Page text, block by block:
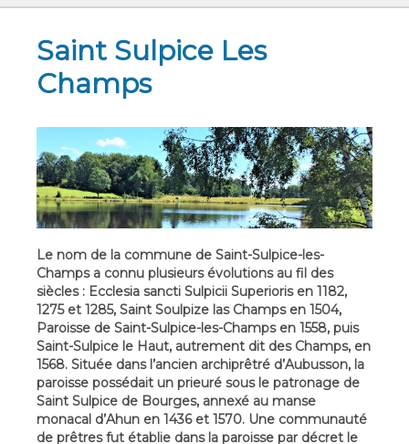
Saint Sulpice Les
Champs
Le nom de la commune de Saint-Sulpice-les-
Champs a connu plusieurs évolutions au fil des
siècles : Ecclesia sancti Sulpicii Superioris en 1182,
1275 et 1285, Saint Soulpize las Champs en 1504,
Paroisse de Saint-Sulpice-les-Champs en 1558, puis
Saint-Sulpice le Haut, autrement dit des Champs, en
1568. Située dans l’ancien archiprêtré d’Aubusson, la
paroisse possédait un prieuré sous le patronage de
Saint Sulpice de Bourges, annexé au manse
monacal d’Ahun en 1436 et 1570. Une communauté
de prêtres fut établie dans la paroisse par décret le